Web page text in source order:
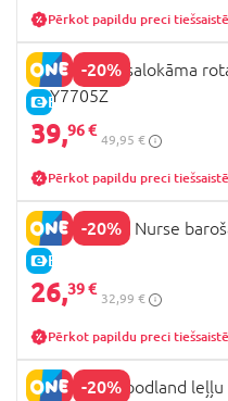
Pērkot papildu preci tiešsaistē
-20%
E-CENA
LULLABABY salokāma
LBY7705Z
39,96 €
49,95 €
Pērkot papildu preci tiešsaistē
-20%
E-CENA
SMOBY Baby Nurse
26,39 €
32,99 €
Pērkot papildu preci tiešsaistē
-20%
509 Crew Woodland